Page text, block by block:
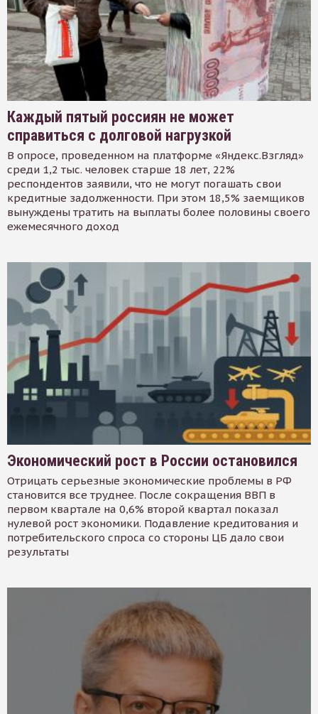
Каждый пятый россиян не может
справиться с долговой нагрузкой
В опросе, проведенном на платформе «Яндекс.Взгляд»
среди 1,2 тыс. человек старше 18 лет, 22%
респондентов заявили, что не могут погашать свои
кредитные задолженности. При этом 18,5% заемщиков
вынуждены тратить на выплаты более половины своего
ежемесячного доход
Экономический рост в России остановился
Отрицать серьезные экономические проблемы в РФ
становится все труднее. После сокращения ВВП в
первом квартале на 0,6% второй квартал показал
нулевой рост экономики. Подавление кредитования и
потребительского спроса со стороны ЦБ дало свои
результаты